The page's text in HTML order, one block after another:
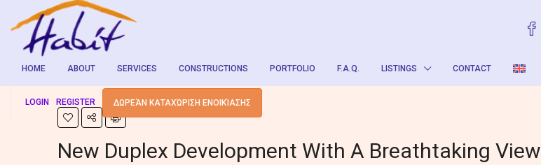
HOME ABOUT SERVICES CONSTRUCTIONS PORTFOLIO F.A.Q. LISTINGS CONTACT
LOGIN REGISTER ΔΩΡΕΆΝ ΚΑΤΑΧΏΡΙΣΗ ΕΝΟΙΚΊΑΣΗΣ
New Duplex Development With A Breathtaking View